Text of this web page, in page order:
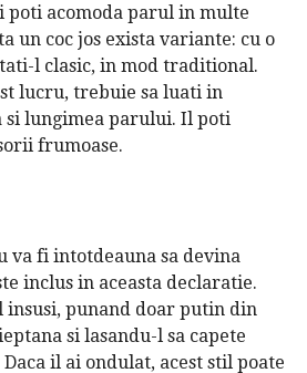
poti acomoda parul in multe
un coc jos exista variante: cu o
l clasic, in mod traditional.
lucru, trebuie sa luati in
lungimea parului. Il poti
frumoase.
va fi intotdeauna sa devina
inclus in aceasta declaratie.
insusi, punand doar putin din
si lasandu-l sa capete
Daca il ai ondulat, acest stil poate